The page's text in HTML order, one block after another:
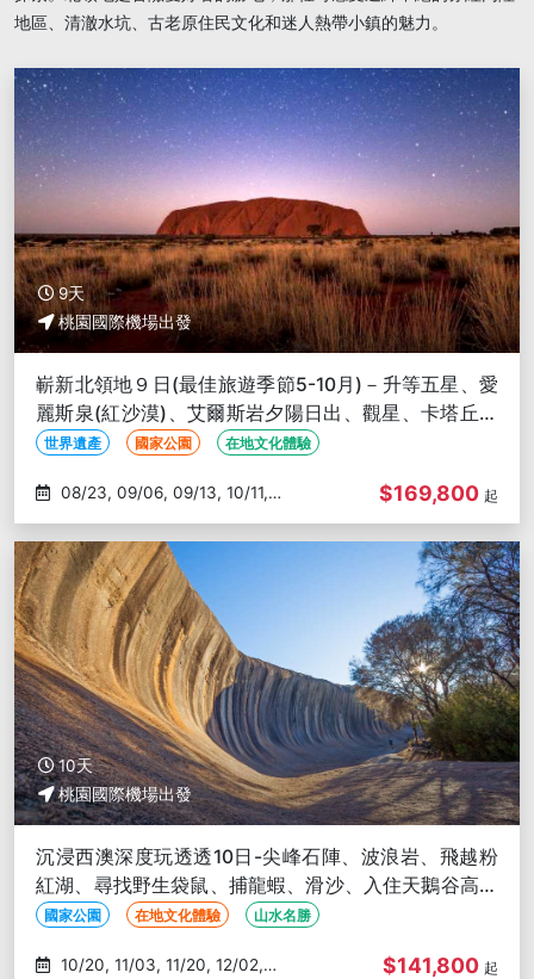
地區、清澈水坑、古老原住民文化和迷人熱帶小鎮的魅力。
9天
桃園國際機場出發
嶄新北領地９日(最佳旅遊季節5-10月)－升等五星、愛
麗斯泉(紅沙漠)、艾爾斯岩夕陽日出、觀星、卡塔丘塔
⽯群、帝王谷
世界遺產 國家公園 在地文化體驗
10/25
$169,800 起
10天
桃園國際機場出發
沉浸西澳深度玩透透10日-尖峰石陣、波浪岩、飛越粉
紅湖、尋找野生袋鼠、捕龍蝦、滑沙、入住天鵝谷高球
度假村
國家公園 在地文化體驗 山水名勝
$141,800 起